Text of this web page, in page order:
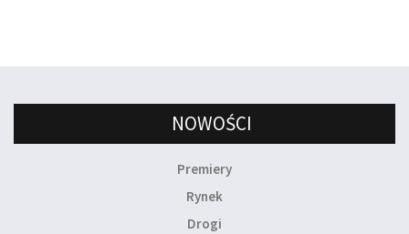
NOWOŚCI
Premiery
Rynek
Drogi